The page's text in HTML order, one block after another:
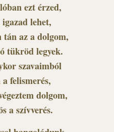
ezt érzed,
lehet,
tán az a dolgom,
tükröd legyek.
szavaimból
felismerés,
dolgom,
a szívverés.